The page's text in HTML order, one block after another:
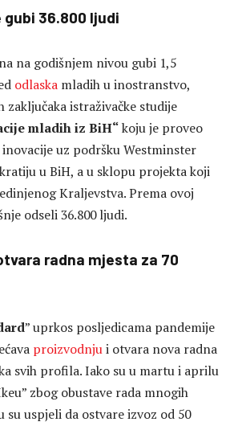
gubi 36.800 ljudi
na godišnjem nivou gubi 1,5
odlaska mladih u inostranstvo,
zaključaka istraživačke studije
mladih iz BiH“koju je proveo
uz podršku Westminster
u BiH, a u sklopu projekta koji
Kraljevstva. Prema ovoj
odseli 36.800 ljudi.
radna mjesta za 70
” uprkos posljedicama pandemije
proizvodnjui otvara nova radna
svih profila. Iako su u martu i aprilu
zbog obustave rada mnogih
su uspjeli da ostvare izvoz od 50